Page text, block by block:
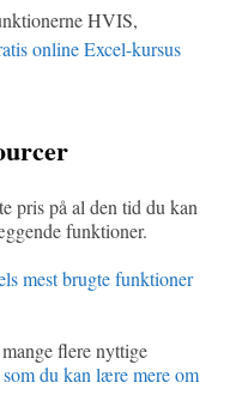
HVIS,
online Excel-kursus
pris på al den tid du kan
funktioner.
mest brugte funktioner
flere nyttige
du kan lære mere om